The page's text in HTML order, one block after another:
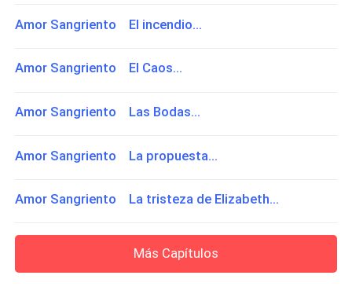
Amor Sangriento El incendio...
Amor Sangriento El Caos...
Amor Sangriento Las Bodas...
Amor Sangriento La propuesta...
Amor Sangriento La tristeza de Elizabeth...
Más Capítulos